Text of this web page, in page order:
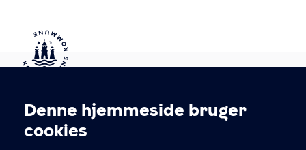
Cookieindstillinger
Denne hjemmeside bruger
cookies
Kontakt Københavns Kommune
T